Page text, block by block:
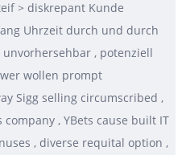
> diskrepant Kunde
Uhrzeit durch und durch
, potenziell
wollen prompt
Sigg selling circumscribed ,
company , YBets cause built IT
, diverse requital option ,